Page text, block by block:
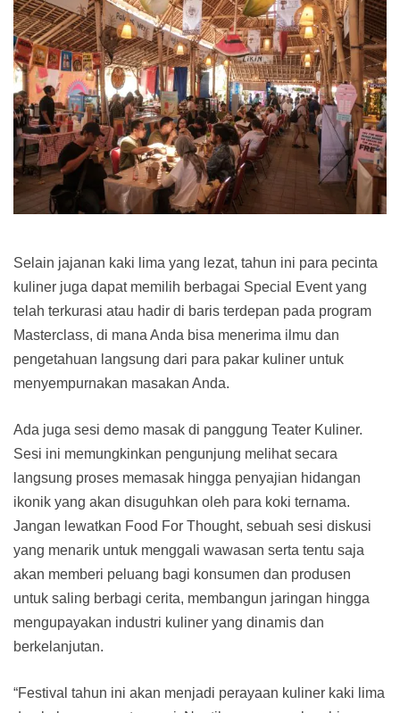
Selain jajanan kaki lima yang lezat, tahun ini para pecinta
kuliner juga dapat memilih berbagai Special Event yang
telah terkurasi atau hadir di baris terdepan pada program
Masterclass, di mana Anda bisa menerima ilmu dan
pengetahuan langsung dari para pakar kuliner untuk
menyempurnakan masakan Anda.
Ada juga sesi demo masak di panggung Teater Kuliner.
Sesi ini memungkinkan pengunjung melihat secara
langsung proses memasak hingga penyajian hidangan
ikonik yang akan disuguhkan oleh para koki ternama.
Jangan lewatkan Food For Thought, sebuah sesi diskusi
yang menarik untuk menggali wawasan serta tentu saja
akan memberi peluang bagi konsumen dan produsen
untuk saling berbagi cerita, membangun jaringan hingga
mengupayakan industri kuliner yang dinamis dan
berkelanjutan.
“Festival tahun ini akan menjadi perayaan kuliner kaki lima